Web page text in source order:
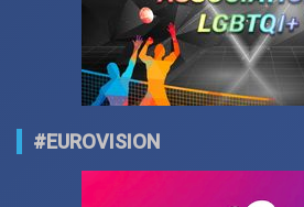
#EUROVISION